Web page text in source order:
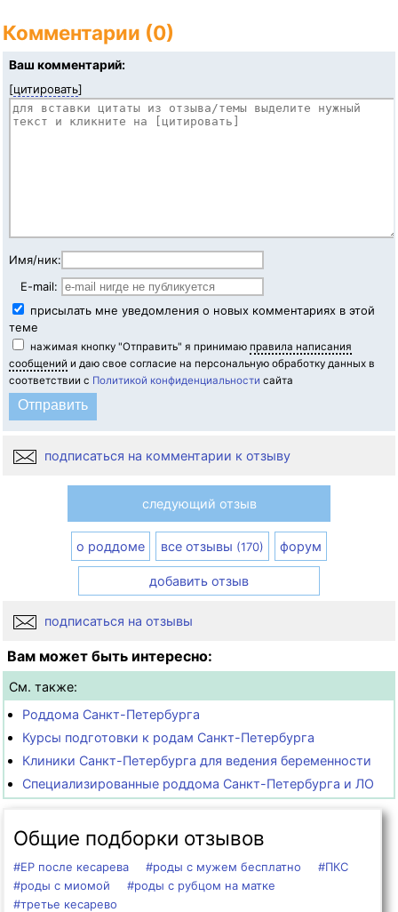
Комментарии (0)
Ваш комментарий:
[цитировать]
Имя/ник:
E-mail:
присылать мне уведомления о новых комментариях в этой
теме
нажимая кнопку "Отправить" я принимаю правила написания
сообщений и даю свое согласие на персональную обработку данных в
соответствии с Политикой конфиденциальности сайта
подписаться на комментарии к отзыву
следующий отзыв
о роддоме все отзывы (170) форум
добавить отзыв
подписаться на отзывы
Вам может быть интересно:
См. также:
Роддома Санкт-Петербурга
Курсы подготовки к родам Санкт-Петербурга
Клиники Санкт-Петербурга для ведения беременности
Специализированные роддома Санкт-Петербурга и ЛО
Общие подборки отзывов
#ЕР после кесарева #роды с мужем бесплатно
#ПКС
#роды с миомой
#роды с рубцом на матке
#третье кесарево